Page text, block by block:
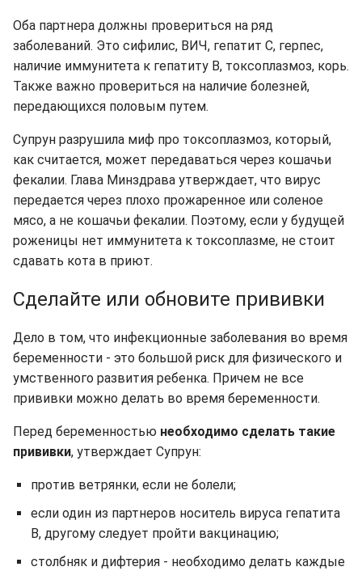
Оба партнера должны провериться на ряд
заболеваний. Это сифилис, ВИЧ, гепатит С, герпес,
наличие иммунитета к гепатиту В, токсоплазмоз, корь.
Также важно провериться на наличие болезней,
передающихся половым путем.
Супрун разрушила миф про токсоплазмоз, который,
как считается, может передаваться через кошачьи
фекалии. Глава Минздрава утверждает, что вирус
передается через плохо прожаренное или соленое
мясо, а не кошачьи фекалии. Поэтому, если у будущей
роженицы нет иммунитета к токсоплазме, не стоит
сдавать кота в приют.
Сделайте или обновите прививки
Дело в том, что инфекционные заболевания во время
беременности - это большой риск для физического и
умственного развития ребенка. Причем не все
прививки можно делать во время беременности.
Перед беременностью необходимо сделать такие
прививки, утверждает Супрун:
против ветрянки, если не болели;
если один из партнеров носитель вируса гепатита
В, другому следует пройти вакцинацию;
столбняк и дифтерия - необходимо делать каждые